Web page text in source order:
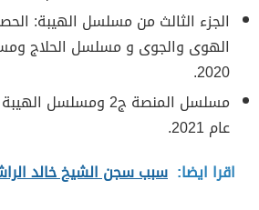
الجزء الثالث من مسلسل الهيبة:
الهوى والجوى و مسلسل الحلاج
2020.
مسلسل المنصة ج2
عام 2021.
اقرا ايضا: سبب سجن الشيخ خالد